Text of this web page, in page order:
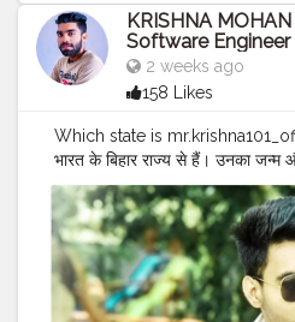
KRISHNA
Software Engineer
2 weeks ago
158 Likes
Which state is
भारत के बिहार राज्य से हैं। उनका जन्म
में हुआ, जहाँ उन्होंने सॉफ्टवेयर इंजीनियर,
क्रिएटर के रूप में एक सफल एक्टिंग
क्रिएटर के रूप में लोकप्रियता हासिल
#MR.KRISHNA101_OFFICIAL
MISHRA ✨ ❤️#KRISHNA
ENGINEER#CELEBRITY